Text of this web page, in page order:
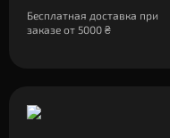
Бесплатная доставка при
заказе от 5000 ₴